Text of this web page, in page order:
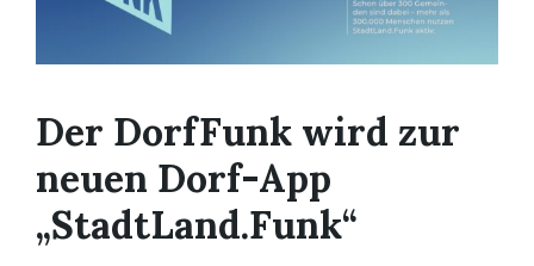
Der DorfFunk wird zur
neuen Dorf-App
„StadtLand.Funk“